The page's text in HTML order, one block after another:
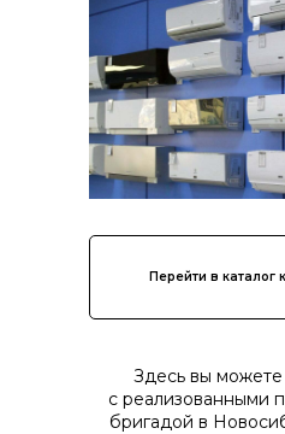
Здесь вы можете
с реализованными
бригадой в
Перейти в каталог